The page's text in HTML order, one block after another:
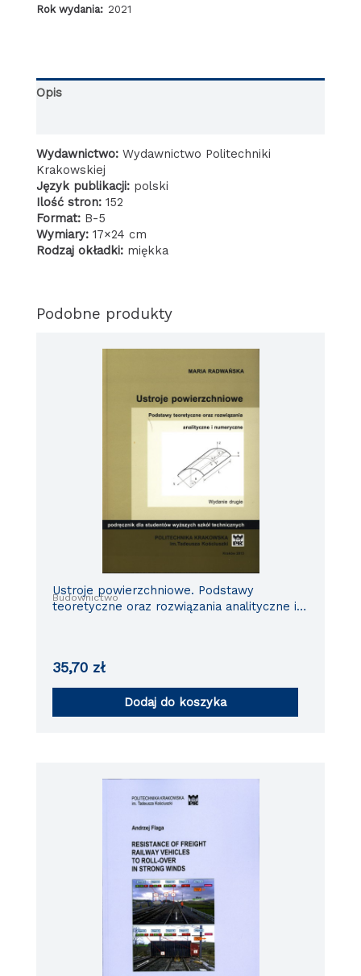
Rok wydania: 2021
Opis
Wydawnictwo: Wydawnictwo Politechniki
Krakowskiej
Język publikacji: polski
Ilość stron: 152
Format: B-5
Wymiary: 17×24 cm
Rodzaj okładki: miękka
Podobne produkty
Budownictwo
Ustroje powierzchniowe. Podstawy
teoretyczne oraz rozwiązania analityczne i
35,70 zł
Dodaj do koszyka